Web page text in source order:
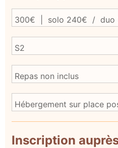
Inscription